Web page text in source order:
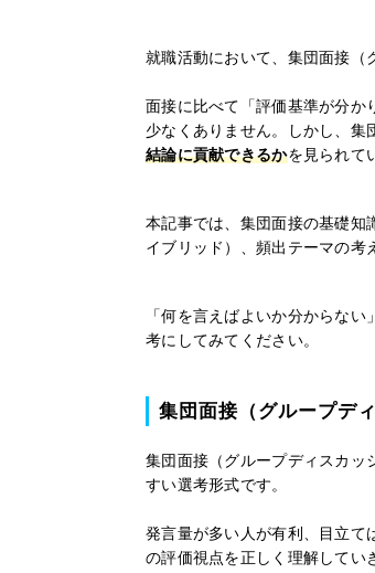
就職活動において、集団面接（
面接に比べて「評価基準が分か
少なくありません。しかし、集
結論に貢献できるかを見られて
本記事では、集団面接の基礎知
イブリッド）、頻出テーマの考
「何を言えばよいか分からな
考にしてみてください。
集団面接（グループデ
集団面接（グループディスカッ
すい選考形式です。
発言量が多い人が有利、目立て
の評価視点を正しく理解してい